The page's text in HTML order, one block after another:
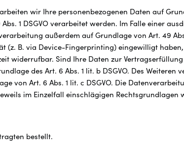
wir Ihre personenbezogenen Daten auf
1 DSGVO verarbeitet werden. Im Falle einer
außerdem auf Grundlage von Art. 49
(z. B. via Device-Fingerprinting) eingewilligt
widerrufbar. Sind Ihre Daten zur
des Art. 6 Abs. 1 lit. b DSGVO. Des Weiteren
von Art. 6 Abs. 1 lit. c DSGVO. Die
im Einzelfall einschlägigen
bestellt.